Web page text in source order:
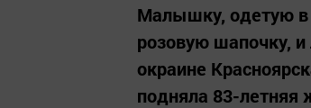
Малышку, одетую в
розовую шапочку,
окраине
подняла 83-